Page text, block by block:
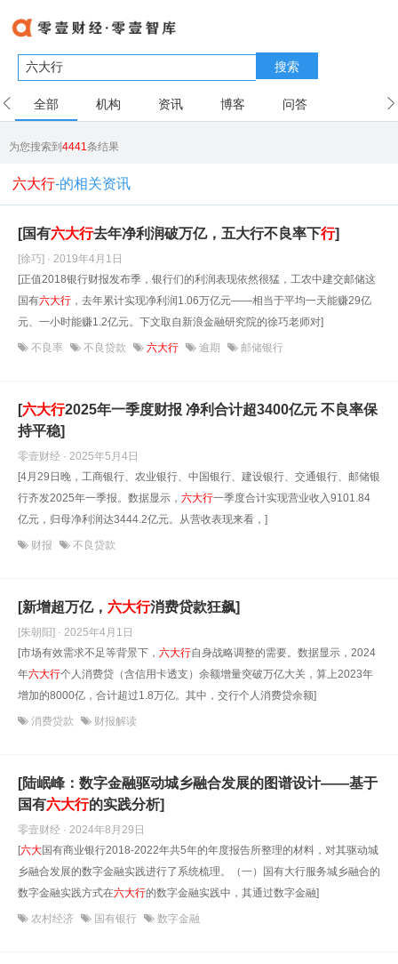
搜索
全部 机构 资讯 博客 问答
为您搜索到4441条结果
六大行-的相关资讯
[国有六大行去年净利润破万亿，五大行不良率下行]
[徐巧] · 2019年4月1日
[正值2018银行财报发布季，银行们的利润表现依然很猛，工农中建交邮储这
国有六大行 ，去年累计实现净利润1.06万亿元——相当于平均一天能赚29亿
元、一小时能赚1.2亿元。下文取自新浪金融研究院的徐巧老师对]
不良率 不良贷款 六大行 逾期 邮储银行
[六大行2025年一季度财报 净利合计超3400亿元 不良率保
持平稳]
零壹财经 · 2025年5月4日
[4月29日晚，工商银行、农业银行、中国银行、建设银行、交通银行、邮储银
行齐发2025年一季报。数据显示， 六大行一季度合计实现营业收入9101.84
亿元，归母净利润达3444.2亿元。从营收表现来看，]
财报 不良贷款
[新增超万亿， 六大行消费贷款狂飙]
[朱朝阳] · 2025年4月1日
[市场有效需求不足等背景下， 六大行自身战略调整的需要。数据显示，2024
年六大行个人消费贷（含信用卡透支）余额增量突破万亿大关，算上2023年
增加的8000亿，合计超过1.8万亿。其中，交行个人消费贷余额]
消费贷款 财报解读
[陆岷峰：数字金融驱动城乡融合发展的图谱设计——基于
国有六大行的实践分析]
零壹财经 · 2024年8月29日
[六大国有商业银行2018-2022年共5年的年度报告所整理的材料，对其驱动城
乡融合发展的数字金融实践进行了系统梳理。（一）国有大行服务城乡融合的
数字金融实践方式在六大行的数字金融实践中，其通过数字金融]
农村经济 国有银行 数字金融